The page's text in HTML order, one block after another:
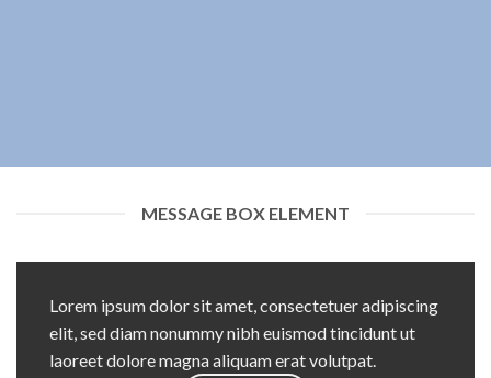
MESSAGE BOX ELEMENT
Lorem ipsum dolor sit amet, consectetuer adipiscing
elit, sed diam nonummy nibh euismod tincidunt ut
laoreet dolore magna aliquam erat volutpat.